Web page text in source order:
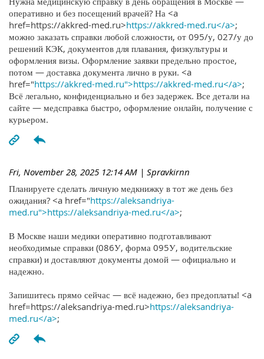
оперативно и без посещений врачей? На <a
href=https://akkred-med.ru>https://akkred-med.ru</a>;
можно заказать справки любой сложности, от 095/у, 027/у до
решений КЭК, документов для плавания, физкультуры и
оформления визы. Оформление заявки предельно простое,
потом — доставка документа лично в руки. <a
href="https://akkred-med.ru">https://akkred-med.ru</a>;
Всё легально, конфиденциально и без задержек. Все детали на
сайте — медсправка быстро, оформление онлайн, получение с
курьером.
Fri, November 28, 2025 12:14 AM | Spravkirnn
Планируете сделать личную медкнижку в тот же день без
ожидания? <a href="https://aleksandriya-
med.ru">https://aleksandriya-med.ru</a>;
В Москве наши медики оперативно подготавливают
необходимые справки (086У, форма 095У, водительские
справки) и доставляют документы домой — официально и
надежно.
Запишитесь прямо сейчас — всё надежно, без предоплаты! <a
href=https://aleksandriya-med.ru>https://aleksandriya-
med.ru</a>;